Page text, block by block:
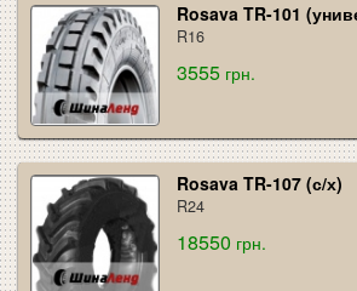
Rosava TR-101
R16
3555 грн.
Rosava TR-107 (с/х)
R24
18550 грн.